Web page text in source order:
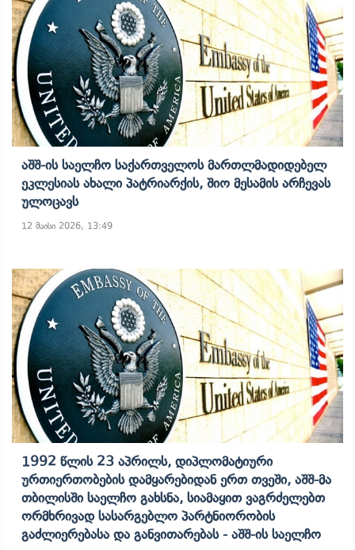
Აშშ-Ის Საელჩო Საქართველოს Მართლმადიდებელ
Ეკლესიას Ახალი Პატრიარქის, Შიო Მესამის Არჩევას
Ულოცავს
12 მაისი 2026, 13:49
1992 Წლის 23 Აპრილს, Დიპლომატიური
Ურთიერთობების Დამყარებიდან Ერთ Თვეში, Აშშ-Მა
Თბილისში Საელჩო Გახსნა, Სიამაყით Ვაგრძელებთ
Ორმხრივად Სასარგებლო Პარტნიორობის
Გაძლიერებასა Და Განვითარებას - Აშშ-Ის Საელჩო